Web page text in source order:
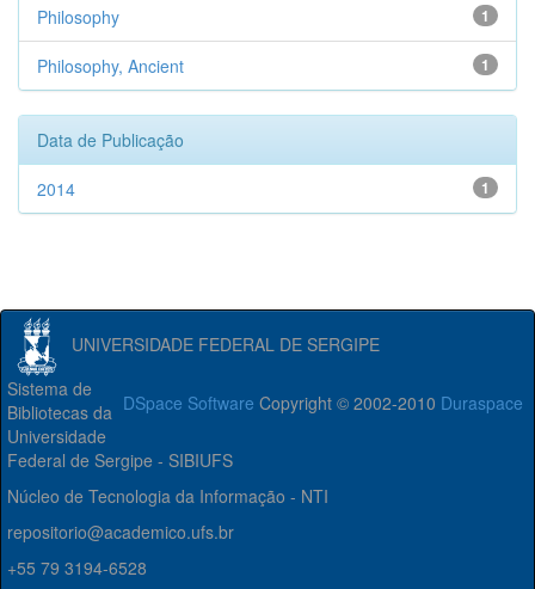
1
Philosophy
1
Philosophy, Ancient
Data de Publicação
1
2014
UNIVERSIDADE FEDERAL DE SERGIPE
DSpace Software Copyright © 2002-2010 Duraspace
Sistema de
Bibliotecas da
Universidade
Federal de Sergipe - SIBIUFS
Núcleo de Tecnologia da Informação - NTI
repositorio@academico.ufs.br
+55 79 3194-6528